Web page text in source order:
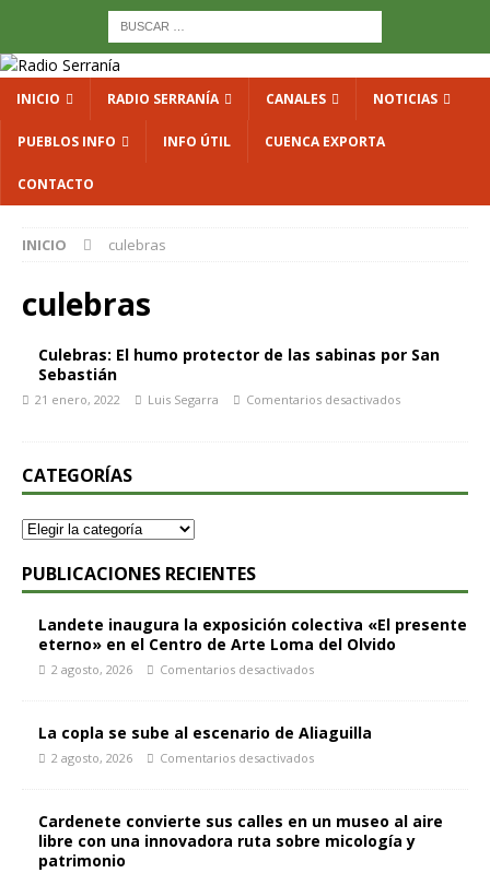
INICIO RADIO SERRANÍA CANALES NOTICIAS
PUEBLOS INFO INFO ÚTIL CUENCA EXPORTA
CONTACTO
INICIO culebras
culebras
Culebras: El humo protector de las sabinas por San
Sebastián
21 enero, 2022 Luis Segarra Comentarios desactivados
CATEGORÍAS
PUBLICACIONES RECIENTES
Landete inaugura la exposición colectiva «El presente
eterno» en el Centro de Arte Loma del Olvido
2 agosto, 2026 Comentarios desactivados
La copla se sube al escenario de Aliaguilla
2 agosto, 2026 Comentarios desactivados
Cardenete convierte sus calles en un museo al aire
libre con una innovadora ruta sobre micología y
patrimonio